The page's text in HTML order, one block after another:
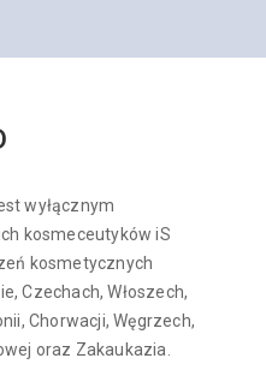
wyłącznym
kosmeceutyków iS
kosmetycznych
Czechach, Włoszech,
Chorwacji, Węgrzech,
oraz Zakaukazia.